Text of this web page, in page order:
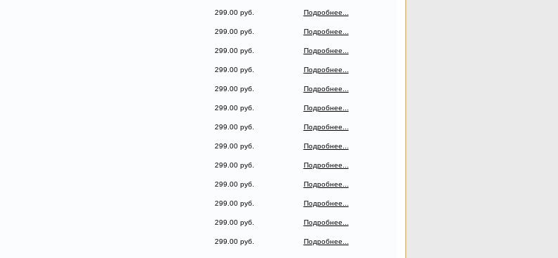
299.00 руб.
Подробнее...
299.00 руб.
Подробнее...
299.00 руб.
Подробнее...
299.00 руб.
Подробнее...
299.00 руб.
Подробнее...
299.00 руб.
Подробнее...
299.00 руб.
Подробнее...
299.00 руб.
Подробнее...
299.00 руб.
Подробнее...
299.00 руб.
Подробнее...
299.00 руб.
Подробнее...
299.00 руб.
Подробнее...
299.00 руб.
Подробнее...